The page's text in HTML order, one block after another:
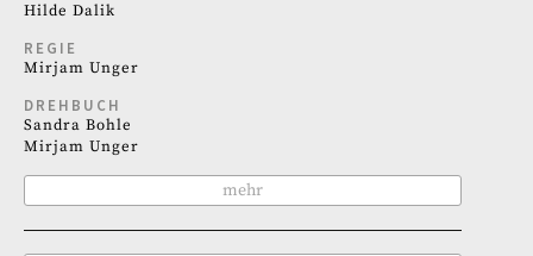
Hilde Dalik
REGIE
Mirjam Unger
DREHBUCH
Sandra Bohle
Mirjam Unger
mehr